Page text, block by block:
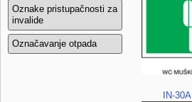
Oznake pristupačnosti za
invalide
Označavanje otpada
IN-30A